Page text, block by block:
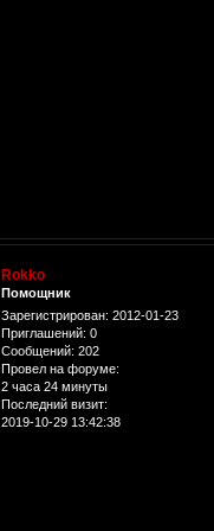
Rokko
Помощник
Зарегистрирован: 2012-01-23
Приглашений: 0
Сообщений: 202
Провел на форуме:
2 часа 24 минуты
Последний визит:
2019-10-29 13:42:38